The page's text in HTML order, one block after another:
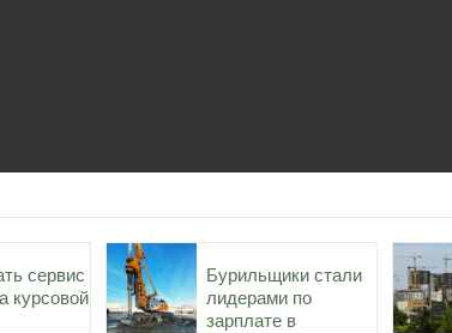
сервис
курсовой
Бурильщики стали
лидерами по
зарплате в